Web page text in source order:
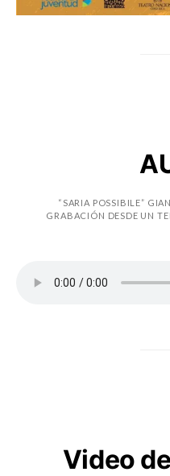
“SARIA POSSIBILE”
GRABACIÓN DESDE UN
Video